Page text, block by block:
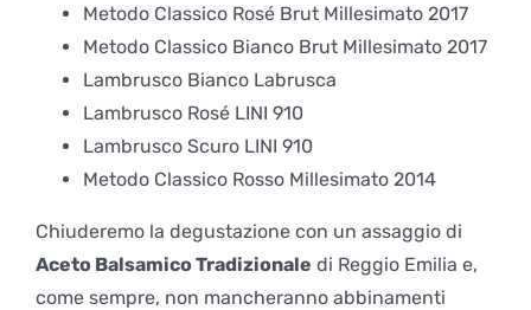
Metodo Classico Rosé Brut Millesimato 2017
Metodo Classico Bianco Brut Millesimato 2017
Lambrusco Bianco Labrusca
Lambrusco Rosé LINI 910
Lambrusco Scuro LINI 910
Metodo Classico Rosso Millesimato 2014
Chiuderemo la degustazione con un assaggio di
Aceto Balsamico Tradizionale di Reggio Emilia e,
come sempre, non mancheranno abbinamenti